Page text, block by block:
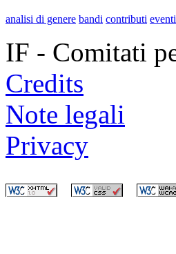
analisi di genere bandi contributi eventi
IF - Comitati
Credits
Note legali
Privacy